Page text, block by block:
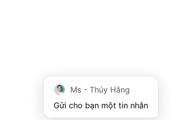
Ms - Thúy Hằng
Gửi cho bạn một tin nhắn